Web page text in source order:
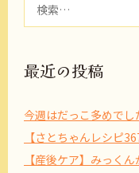
最近の投稿
今週はだっこ多めで
【さとちゃんレシピ
【産後ケア】みっく